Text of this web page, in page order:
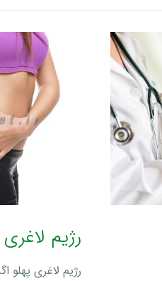
رژیم لاغری
رژیم لاغری پهلو